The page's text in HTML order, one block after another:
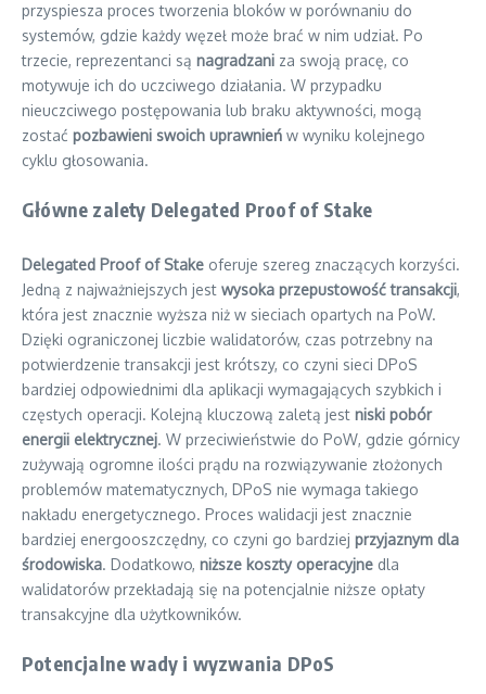
przyspiesza proces tworzenia bloków w porównaniu do
systemów, gdzie każdy węzeł może brać w nim udział. Po
trzecie, reprezentanci są nagradzani za swoją pracę, co
motywuje ich do uczciwego działania. W przypadku
nieuczciwego postępowania lub braku aktywności, mogą
zostać pozbawieni swoich uprawnień w wyniku kolejnego
cyklu głosowania.
Główne zalety Delegated Proof of Stake
Delegated Proof of Stake oferuje szereg znaczących korzyści.
Jedną z najważniejszych jest wysoka przepustowość transakcji,
która jest znacznie wyższa niż w sieciach opartych na PoW.
Dzięki ograniczonej liczbie walidatorów, czas potrzebny na
potwierdzenie transakcji jest krótszy, co czyni sieci DPoS
bardziej odpowiednimi dla aplikacji wymagających szybkich i
częstych operacji. Kolejną kluczową zaletą jest niski pobór
energii elektrycznej. W przeciwieństwie do PoW, gdzie górnicy
zużywają ogromne ilości prądu na rozwiązywanie złożonych
problemów matematycznych, DPoS nie wymaga takiego
nakładu energetycznego. Proces walidacji jest znacznie
bardziej energooszczędny, co czyni go bardziej przyjaznym dla
środowiska. Dodatkowo, niższe koszty operacyjne dla
walidatorów przekładają się na potencjalnie niższe opłaty
transakcyjne dla użytkowników.
Potencjalne wady i wyzwania DPoS